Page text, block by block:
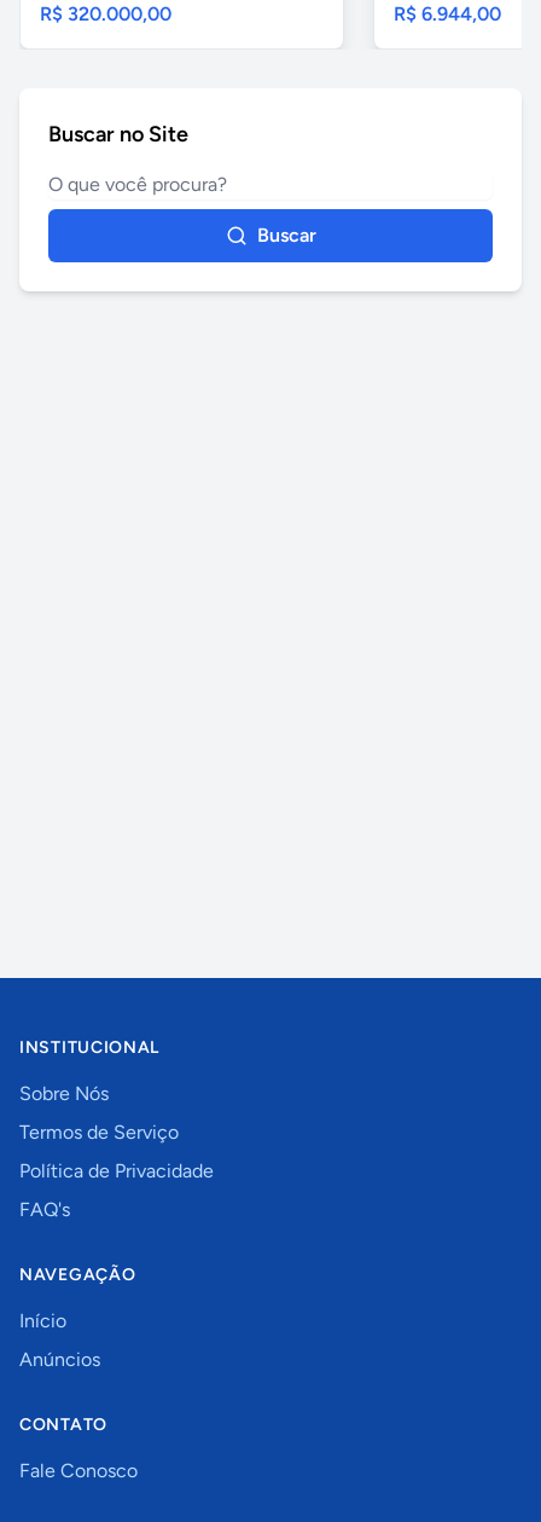
R$ 320.000,00 R$ 6.944,00
Buscar no Site
Buscar
INSTITUCIONAL
Sobre Nós
Termos de Serviço
Política de Privacidade
FAQ's
NAVEGAÇÃO
Início
Anúncios
CONTATO
Fale Conosco